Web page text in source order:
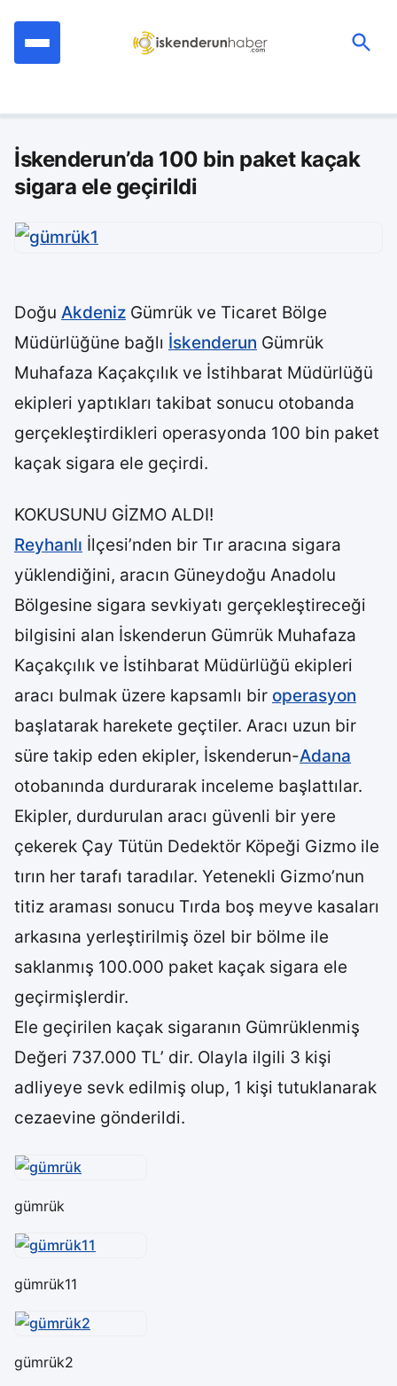
İskenderun’da 100 bin paket kaçak
sigara ele geçirildi
Doğu Akdeniz Gümrük ve Ticaret Bölge
Müdürlüğüne bağlı İskenderun Gümrük
Muhafaza Kaçakçılık ve İstihbarat Müdürlüğü
ekipleri yaptıkları takibat sonucu otobanda
gerçekleştirdikleri operasyonda 100 bin paket
kaçak sigara ele geçirdi.
KOKUSUNU GİZMO ALDI!
Reyhanlı İlçesi’nden bir Tır aracına sigara
yüklendiğini, aracın Güneydoğu Anadolu
Bölgesine sigara sevkiyatı gerçekleştireceği
bilgisini alan İskenderun Gümrük Muhafaza
Kaçakçılık ve İstihbarat Müdürlüğü ekipleri
aracı bulmak üzere kapsamlı bir operasyon
başlatarak harekete geçtiler. Aracı uzun bir
süre takip eden ekipler, İskenderun-Adana
otobanında durdurarak inceleme başlattılar.
Ekipler, durdurulan aracı güvenli bir yere
çekerek Çay Tütün Dedektör Köpeği Gizmo ile
tırın her tarafı taradılar. Yetenekli Gizmo’nun
titiz araması sonucu Tırda boş meyve kasaları
arkasına yerleştirilmiş özel bir bölme ile
saklanmış 100.000 paket kaçak sigara ele
geçirmişlerdir.
Ele geçirilen kaçak sigaranın Gümrüklenmiş
Değeri 737.000 TL’ dir. Olayla ilgili 3 kişi
adliyeye sevk edilmiş olup, 1 kişi tutuklanarak
cezaevine gönderildi.
gümrük
gümrük11
gümrük2